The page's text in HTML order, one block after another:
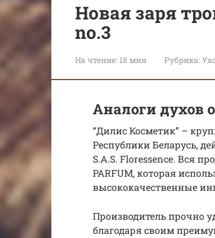
Новая заря
no.3
На чтение: 18 мин Рубрика:
Аналоги духов
“Дилис Косметик” –
Республики Беларусь,
S.A.S. Floressence. Вся
PARFUM, которая
высококачественные
Производитель прочно
благодаря своим